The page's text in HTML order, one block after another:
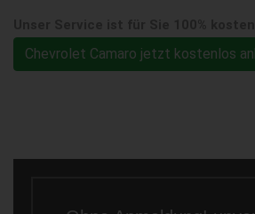
Chevrolet Camaro jetzt kostenlos